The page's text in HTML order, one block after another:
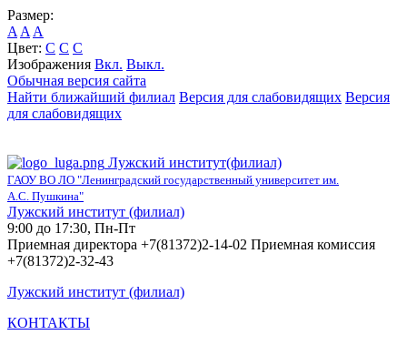
Размер:
A A A
Цвет: C C C
Изображения Вкл. Выкл.
Обычная версия сайта
Найти ближайший филиал Версия для слабовидящих Версия
для слабовидящих
Лужский институт(филиал)
ГАОУ ВО ЛО "Ленинградский государственный университет им.
А.С. Пушкина"
Лужский институт (филиал)
9:00 до 17:30, Пн-Пт
Приемная директора +7(81372)2-14-02 Приемная комиссия
+7(81372)2-32-43
Лужский институт (филиал)
КОНТАКТЫ